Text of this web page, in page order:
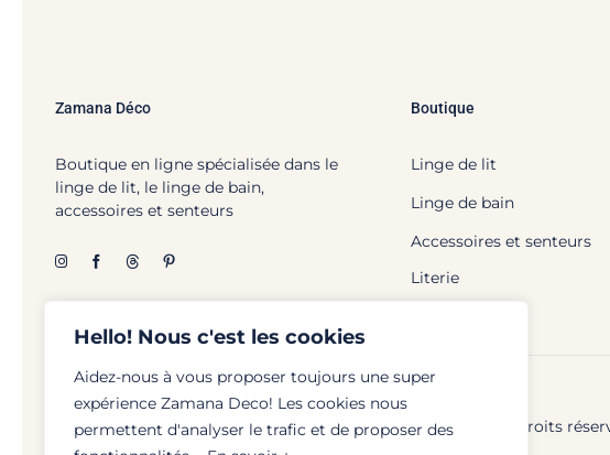
Hello! Nous c'est les cookies
Aidez-nous à vous proposer toujours une super
expérience Zamana Deco! Les cookies nous
permettent d'analyser le trafic et de proposer des
Zamana Déco
Boutique en ligne spécialisée dans le
linge de lit, le linge de bain,
accessoires et senteurs
Boutique
Linge de lit
Linge de bain
Accessoires et senteurs
Literie
© Zamana Déco - 2026 | Tous droits